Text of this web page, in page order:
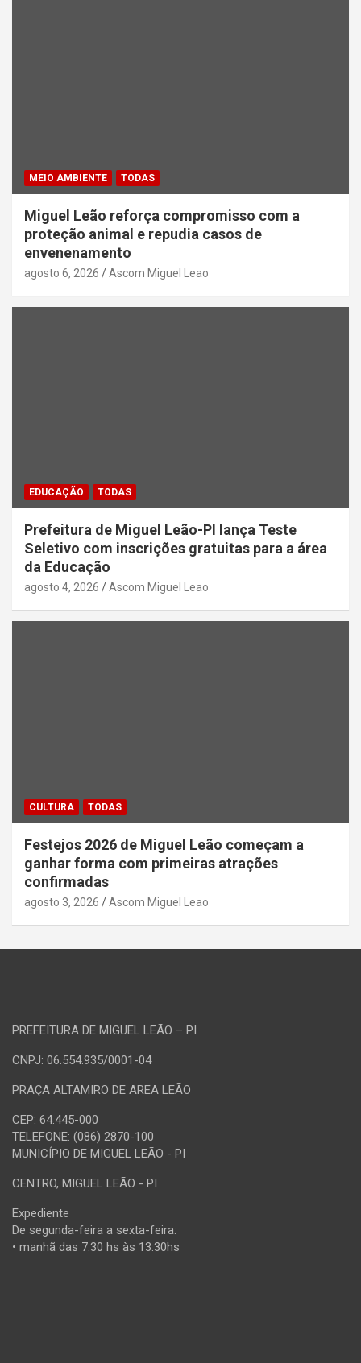
MEIO AMBIENTE TODAS
Miguel Leão reforça compromisso com a
proteção animal e repudia casos de
envenenamento
agosto 6, 2026 Ascom Miguel Leao
EDUCAÇÃO TODAS
Prefeitura de Miguel Leão-PI lança Teste
Seletivo com inscrições gratuitas para a área
da Educação
agosto 4, 2026 Ascom Miguel Leao
CULTURA TODAS
Festejos 2026 de Miguel Leão começam a
ganhar forma com primeiras atrações
confirmadas
agosto 3, 2026 Ascom Miguel Leao
PREFEITURA DE MIGUEL LEÃO – PI
CNPJ: 06.554.935/0001-04
PRAÇA ALTAMIRO DE AREA LEÃO
CEP: 64.445-000
TELEFONE: (086) 2870-100
MUNICÍPIO DE MIGUEL LEÃO - PI
CENTRO, MIGUEL LEÃO - PI
Expediente
De segunda-feira a sexta-feira:
• manhã das 7:30 hs às 13:30hs